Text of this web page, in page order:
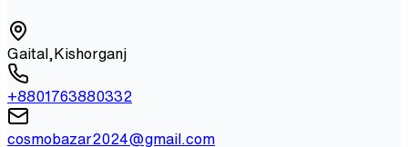
Gaital,Kishorganj
+8801763880332
cosmobazar2024@gmail.com